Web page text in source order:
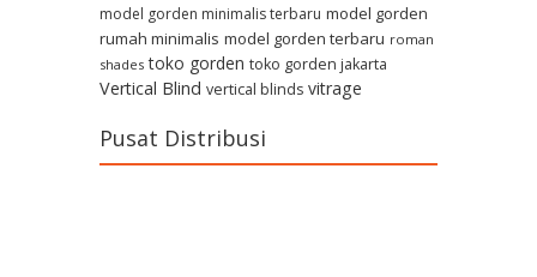
model gorden minimalis terbaru model gorden
rumah minimalis model gorden terbaru roman
shades toko gorden toko gorden jakarta
Vertical Blind vertical blinds vitrage
Pusat Distribusi